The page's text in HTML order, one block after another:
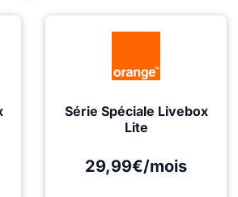
Série Spéciale Livebox
Lite
29,99€/mois